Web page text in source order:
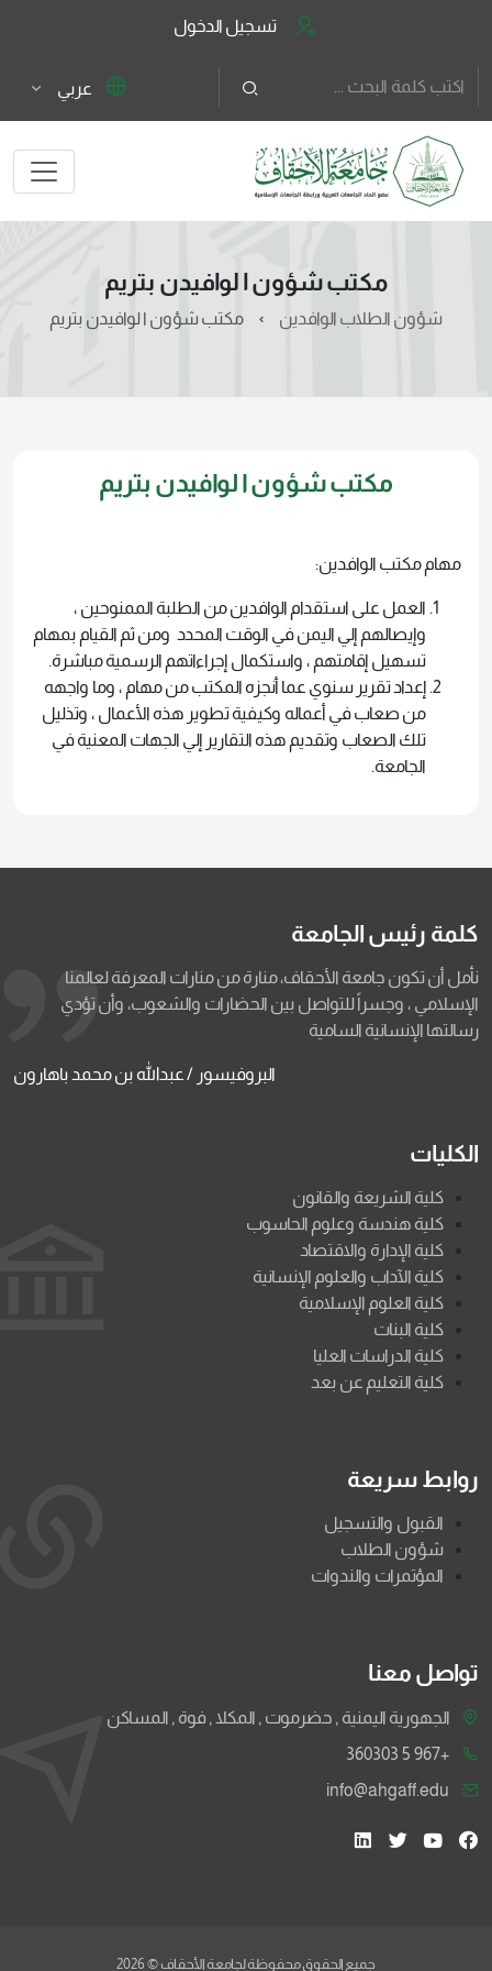
تسجيل الدخول
عربي
مكتب شؤون ا لوافيدن بتريم
شؤون الطلاب الوافدين مكتب شؤون ا لوافيدن بتريم
مكتب شؤون ا لوافيدن بتريم
مهام مكتب الوافدين:
العمل على استقدام الوافدين من الطلبة الممنوحين ،
وإيصالهم إلي اليمن في الوقت المحدد ومن ثم القيام بمهام
تسهيل إقامتهم ، واستكمال إجراءاتهم الرسمية مباشرة.
إعداد تقرير سنوي عما أنجزه المكتب من مهام ، وما واجهه
من صعاب في أعماله وكيفية تطوير هذه الأعمال ، وتذليل
تلك الصعاب وتقديم هذه التقارير إلي الجهات المعنية في
الجامعة.
كلمة رئيس الجامعة
نأمل أن تكون جامعة الأحقاف، منارة من منارات المعرفة لعالمنا
الإسلامي ، وجسراً للتواصل بين الحضارات والشعوب، وأن تؤدي
رسالتها الإنسانية السامية
البروفيسور / عبدالله بن محمد باهارون
الكليات
كلية الشريعة والقانون
كلية هندسة وعلوم الحاسوب
كلية الإدارة والاقتصاد
كلية الآداب والعلوم الإنسانية
كلية العلوم الإسلامية
كلية البنات
كلية الدراسات العليا
كلية التعليم عن بعد
روابط سريعة
القبول والتسجيل
شؤون الطلاب
المؤتمرات والندوات
تواصل معنا
الجهورية اليمنية , حضرموت , المكلا , فوة , المساكن
+967 5 360303
info@ahgaff.edu
جميع الحقوق محفوظة لجامعة الأحقاف © 2026